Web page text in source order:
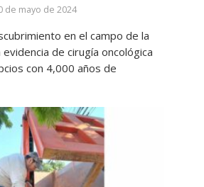
de mayo de 2024
en el campo de la
evidencia de cirugía oncológica
con 4,000 años de